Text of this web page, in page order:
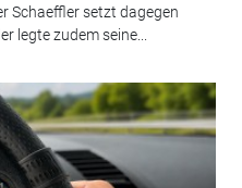
Schaeffler setzt dagegen
legte zudem seine...